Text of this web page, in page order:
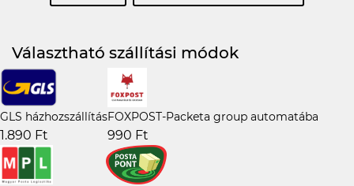
Választható szállítási módok
GLS házhozszállítás
1.890 Ft
FOXPOST-Packeta group automatába
990 Ft